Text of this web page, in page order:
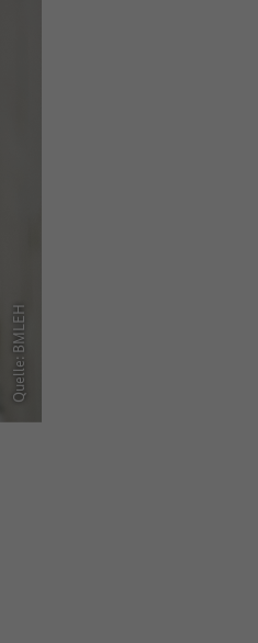
Quelle: BMLEH